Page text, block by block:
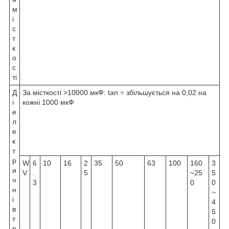
м
і
с
т
к
о
с
ті
Д
і
е
л
е
к
т
р
и
ч
н
і
в
т
За місткості >10000 мкФ: tan ÷ збільшується на 0,02 на
кожні 1000 мкФ
W
V
6
.
3
10 16
2
5
35 50 63 100
160
~25
0
3
5
0
~
4
5
0